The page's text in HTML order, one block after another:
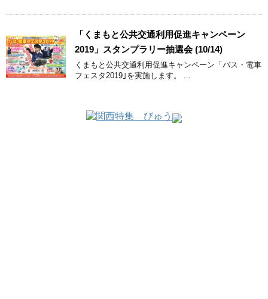
「くまもと公共交通利用促進キャンペーン
2019」スタンプラリー抽選会 (10/14)
くまもと公共交通利用促進キャンペーン「バス・電車
フェスタ2019｣を実施します。 ...